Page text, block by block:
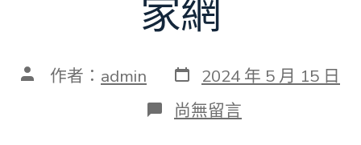
家網
文 作者： admin 發
表
日
期
2024 年 5 月 15 日
在
〈黃
尚無留言